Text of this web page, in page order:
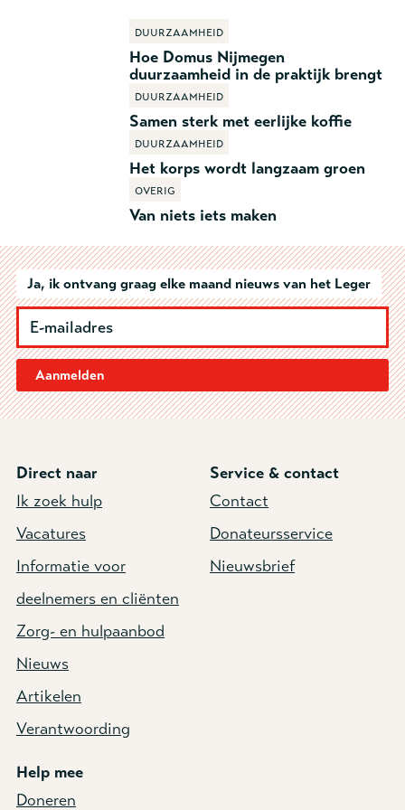
Hoe Domus Nijmegen
duurzaamheid in de praktijk brengt
Duurzaamheid
Samen sterk met eerlijke koffie
Duurzaamheid
Het korps wordt langzaam groen
Duurzaamheid
Van niets iets maken
Overig
Ja, ik ontvang graag elke maand nieuws van het Leger
Aanmelden
Direct naar
Ik zoek hulp
Vacatures
Informatie voor
deelnemers en cliënten
Zorg- en hulpaanbod
Nieuws
Artikelen
Verantwoording
Service & contact
Contact
Donateursservice
Nieuwsbrief
Help mee
Doneren